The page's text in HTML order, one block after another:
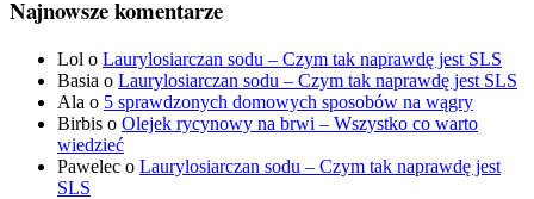
Najnowsze komentarze
Lol o Laurylosiarczan sodu – Czym tak naprawdę jest SLS
Basia o Laurylosiarczan sodu – Czym tak naprawdę jest SLS
Ala o 5 sprawdzonych domowych sposobów na wągry
Birbis o Olejek rycynowy na brwi – Wszystko co warto
wiedzieć
Pawelec o Laurylosiarczan sodu – Czym tak naprawdę jest
SLS